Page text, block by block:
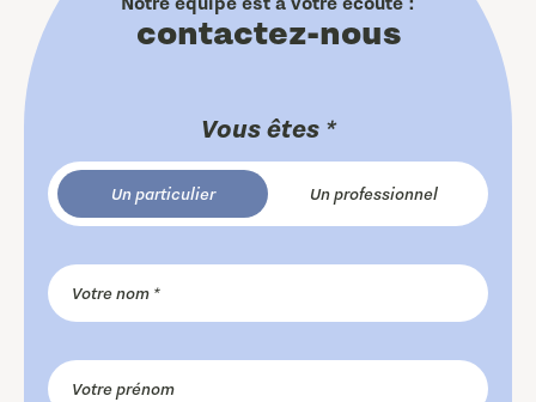
contactez-nous
Vous êtes *
Un particulier Un professionnel